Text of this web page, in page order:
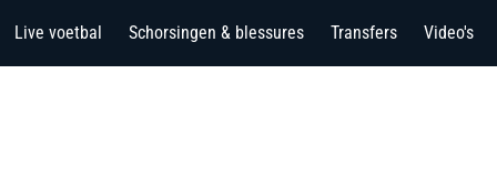
Live voetbal Schorsingen & blessures Transfers Video's